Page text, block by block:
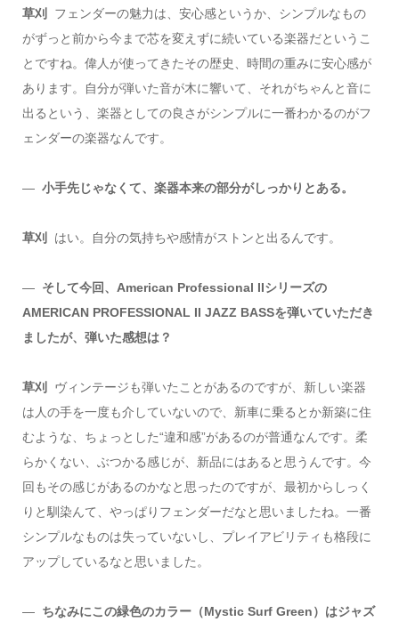
草刈 フェンダーの魅力は、安心感というか、シンプルなもの
がずっと前から今まで芯を変えずに続いている楽器だというこ
とですね。偉人が使ってきたその歴史、時間の重みに安心感が
あります。自分が弾いた音が木に響いて、それがちゃんと音に
出るという、楽器としての良さがシンプルに一番わかるのがフ
ェンダーの楽器なんです。
― 小手先じゃなくて、楽器本来の部分がしっかりとある。
草刈 はい。自分の気持ちや感情がストンと出るんです。
― そして今回、American Professional IIシリーズの
AMERICAN PROFESSIONAL II JAZZ BASSを弾いていただき
ましたが、弾いた感想は？
草刈 ヴィンテージも弾いたことがあるのですが、新しい楽器
は人の手を一度も介していないので、新車に乗るとか新築に住
むような、ちょっとした“違和感”があるのが普通なんです。柔
らかくない、ぶつかる感じが、新品にはあると思うんです。今
回もその感じがあるのかなと思ったのですが、最初からしっく
りと馴染んて、やっぱりフェンダーだなと思いましたね。一番
シンプルなものは失っていないし、プレイアビリティも格段に
アップしているなと思いました。
― ちなみにこの緑色のカラー（Mystic Surf Green）はジャズ